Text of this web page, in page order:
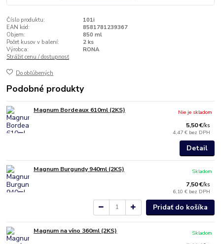
Číslo produktu:
101i
EAN kód:
8581781239367
Objem:
850 ml
Počet kusov v balení:
2 ks
Výrobca:
RONA
Strážiť cenu / dostupnosť
Do obľúbených
Podobné produkty
Magnum Bordeaux 610ml (2KS)
5,50 €/ks
4,47 € bez DPH
Nie je skladom
Detail
Magnum Burgundy 940ml (2KS)
7,50 €/ks
6,10 € bez DPH
Skladom
Pridať do košíka
Magnum na víno 360ml (2KS)
Skladom